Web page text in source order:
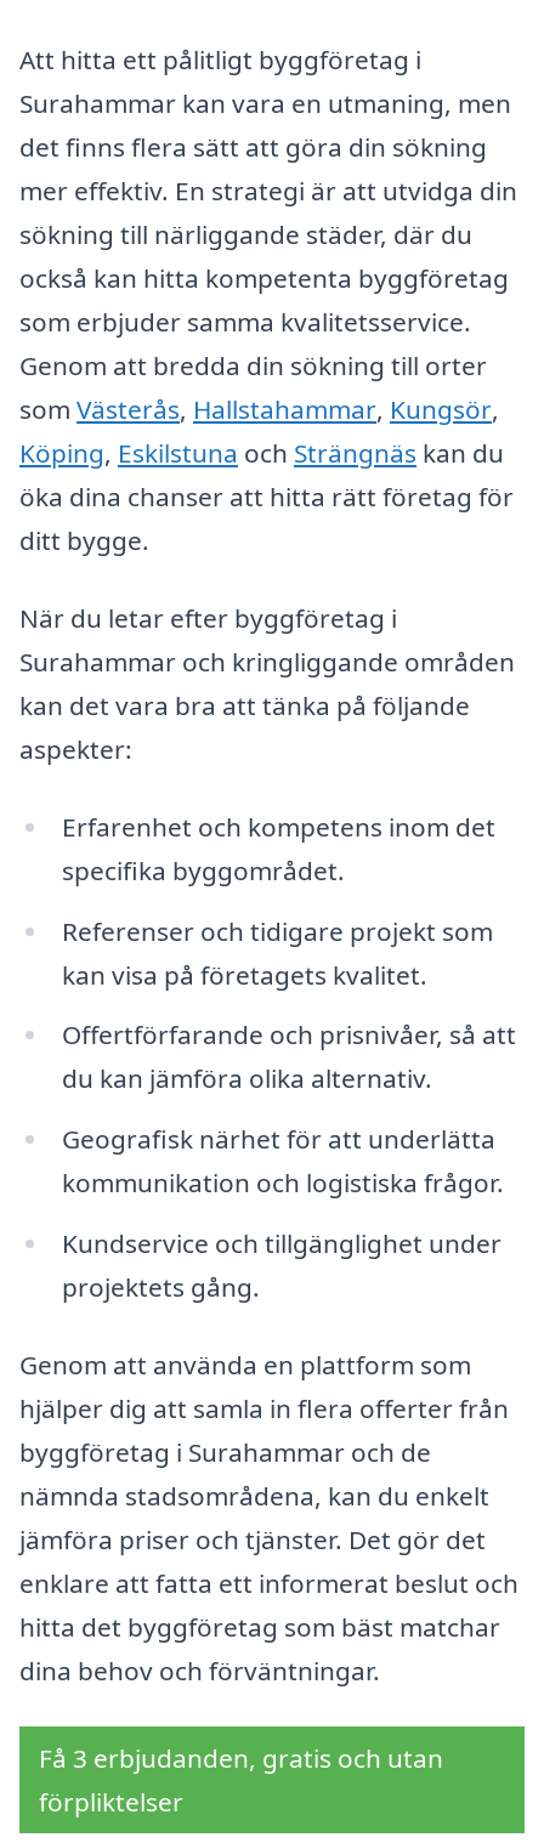
Att hitta ett pålitligt byggföretag i
Surahammar kan vara en utmaning, men
det finns flera sätt att göra din sökning
mer effektiv. En strategi är att utvidga din
sökning till närliggande städer, där du
också kan hitta kompetenta byggföretag
som erbjuder samma kvalitetsservice.
Genom att bredda din sökning till orter
som Västerås, Hallstahammar, Kungsör,
Köping, Eskilstuna och Strängnäs kan du
öka dina chanser att hitta rätt företag för
ditt bygge.
När du letar efter byggföretag i
Surahammar och kringliggande områden
kan det vara bra att tänka på följande
aspekter:
Erfarenhet och kompetens inom det
specifika byggområdet.
Referenser och tidigare projekt som
kan visa på företagets kvalitet.
Offertförfarande och prisnivåer, så att
du kan jämföra olika alternativ.
Geografisk närhet för att underlätta
kommunikation och logistiska frågor.
Kundservice och tillgänglighet under
projektets gång.
Genom att använda en plattform som
hjälper dig att samla in flera offerter från
byggföretag i Surahammar och de
nämnda stadsområdena, kan du enkelt
jämföra priser och tjänster. Det gör det
enklare att fatta ett informerat beslut och
hitta det byggföretag som bäst matchar
dina behov och förväntningar.
Få 3 erbjudanden, gratis och utan
förpliktelser